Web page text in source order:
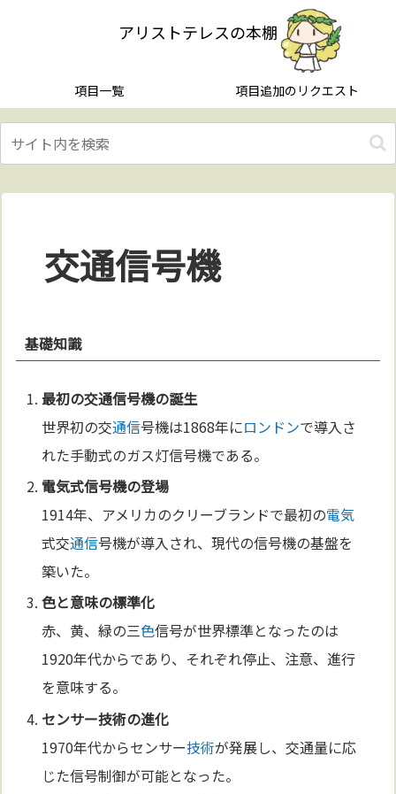
アリストテレスの本棚
項目一覧 項目追加のリクエスト
交通信号機
基礎知識
最初の交通信号機の誕生
世界初の交通信号機は1868年にロンドンで導入さ
れた手動式のガス灯信号機である。
電気式信号機の登場
1914年、アメリカのクリーブランドで最初の電気
式交通信号機が導入され、現代の信号機の基盤を
築いた。
色と意味の標準化
赤、黄、緑の三色信号が世界標準となったのは
1920年代からであり、それぞれ停止、注意、進行
を意味する。
センサー技術の進化
1970年代からセンサー技術が発展し、交通量に応
じた信号制御が可能となった。